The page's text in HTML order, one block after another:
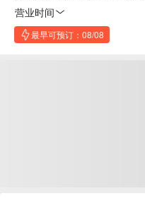
营业时间
最早可预订：08/08